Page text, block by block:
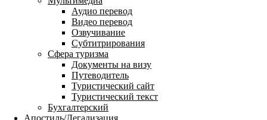
Аудио перевод
Видео перевод
Озвучивание
Субтитрирования
Сфера туризма
Документы на визу
Путеводитель
Туристический сайт
Туристический текст
Бухгалтерский
Апостиль/Легализация